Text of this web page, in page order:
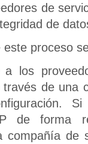
de
de
proceso
los
de una
de forma
compañía de